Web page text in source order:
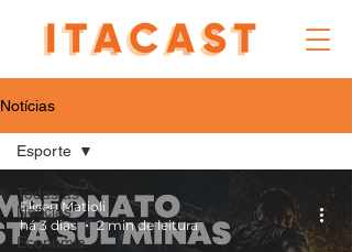
Notícias
Todas as
Notícias
Economia
Esporte
Eliseu Matioli
há 3 dias
2 min de leitura